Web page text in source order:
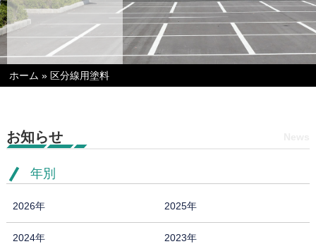
ホーム » 区分線用塗料
お知らせ
年別
2026年 2025年
2024年 2023年